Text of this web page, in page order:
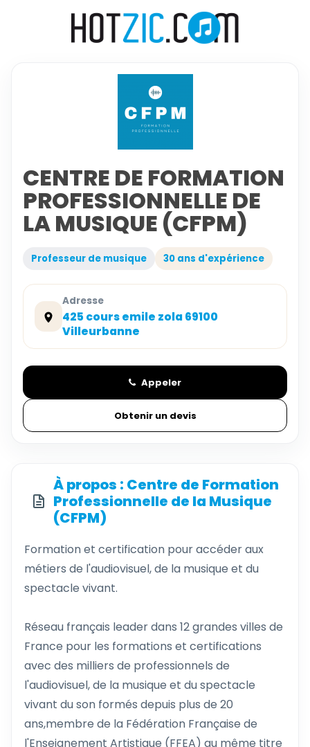
CENTRE DE FORMATION
PROFESSIONNELLE DE
LA MUSIQUE (CFPM)
Professeur de musique 30 ans d'expérience
Adresse
425 cours emile zola 69100
Villeurbanne
Appeler
Obtenir un devis
À propos : Centre de Formation
Professionnelle de la Musique
(CFPM)
Formation et certification pour accéder aux
métiers de l'audiovisuel, de la musique et du
spectacle vivant.
Réseau français leader dans 12 grandes villes de
France pour les formations et certifications
avec des milliers de professionnels de
l'audiovisuel, de la musique et du spectacle
vivant du son formés depuis plus de 20
ans,membre de la Fédération Française de
l'Enseignement Artistique (FFEA) au même titre